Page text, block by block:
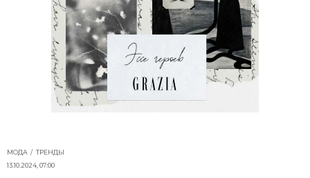
МОДА
ТРЕНДЫ
13.10.2024, 07:00